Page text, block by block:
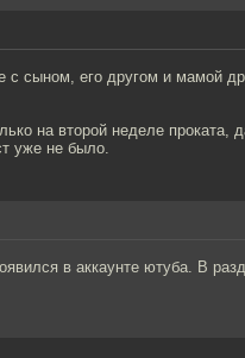
с сыном, его другом и мамой
на второй неделе проката,
уже не было.
в аккаунте ютуба. В